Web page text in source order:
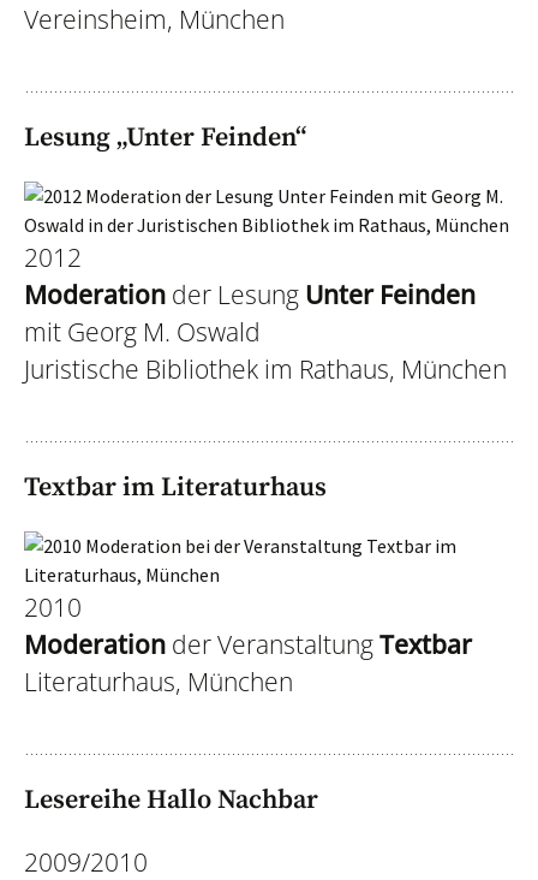
Vereinsheim, München
Lesung „Unter Feinden“
2012
Moderation der Lesung Unter Feinden
mit Georg M. Oswald
Juristische Bibliothek im Rathaus, München
Textbar im Literaturhaus
2010
Moderation der VeranstaltungTextbar
Literaturhaus, München
Lesereihe Hallo Nachbar
2009/2010